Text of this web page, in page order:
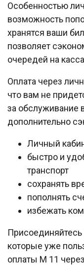
Особенностью
возможность
хранятся ваши
позволяет
очередей на
Оплата через
что вам не
за обслуживание
дополнительно
Личный
быстро и
транспорт
сохранять
пополнять
избежать
которые уже
оплаты М 11